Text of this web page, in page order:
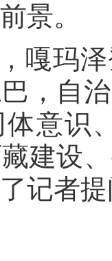
景。
嘎玛
，自
意识
建设
记者